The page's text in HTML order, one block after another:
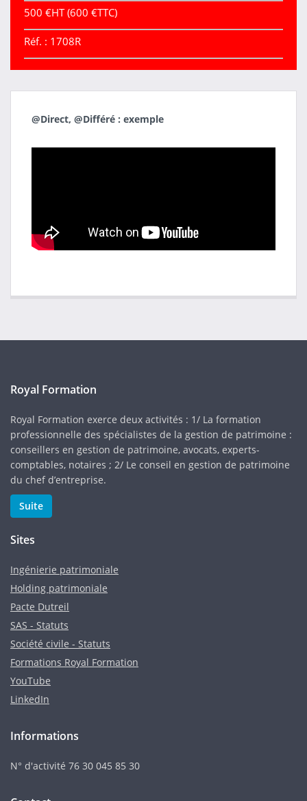
500 €HT (600 €TTC)
Réf. : 1708R
@Direct, @Différé : exemple
Royal Formation
Royal Formation exerce deux activités : 1/ La formation
professionnelle des spécialistes de la gestion de patrimoine :
conseillers en gestion de patrimoine, avocats, experts-
comptables, notaires ; 2/ Le conseil en gestion de patrimoine
du chef d’entreprise.
Suite
Sites
Ingénierie patrimoniale
Holding patrimoniale
Pacte Dutreil
SAS - Statuts
Société civile - Statuts
Formations Royal Formation
YouTube
LinkedIn
Informations
N° d'activité 76 30 045 85 30